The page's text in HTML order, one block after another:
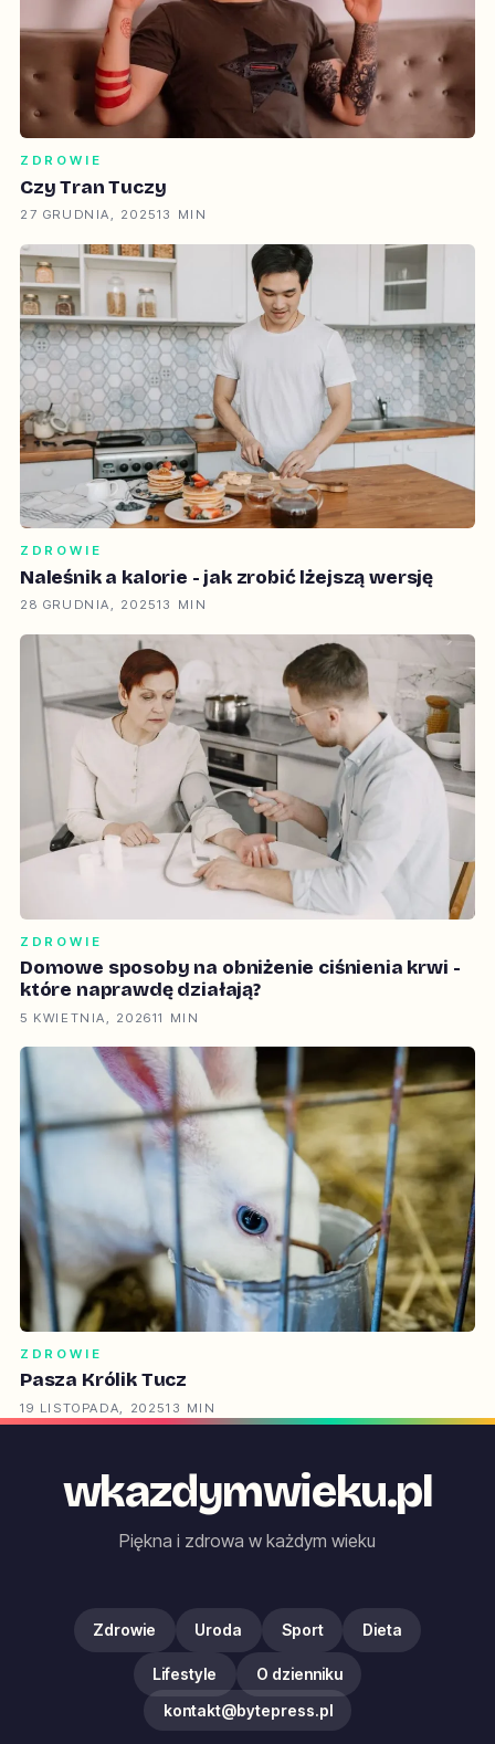
ZDROWIE
Czy Tran Tuczy
27 GRUDNIA, 202513 MIN
ZDROWIE
Naleśnik a kalorie - jak zrobić lżejszą wersję
28 GRUDNIA, 202513 MIN
ZDROWIE
Domowe sposoby na obniżenie ciśnienia krwi -
które naprawdę działają?
5 KWIETNIA, 202611 MIN
ZDROWIE
Pasza Królik Tucz
19 LISTOPADA, 202513 MIN
wkazdymwieku.pl
Piękna i zdrowa w każdym wieku
Zdrowie Uroda Sport Dieta
Lifestyle
O dzienniku
kontakt@bytepress.pl